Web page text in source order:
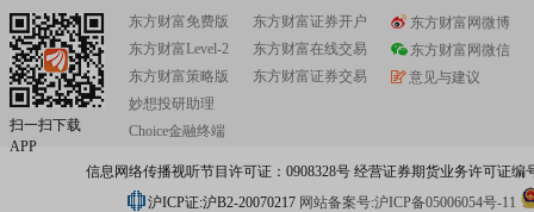
扫一扫下载
APP
东方财富免费版
东方财富Level-2
东方财富策略版
妙想投研助理
Choice金融终端
东方财富证券开户
东方财富在线交易
东方财富证券交易
东方财富网微博
东方财富网微信
意见与建议
信息网络传播视听节目许可证：0908328号 经营证券期货业务许可证编
沪ICP证:沪B2-20070217 网站备案号:沪ICP备05006054号-11